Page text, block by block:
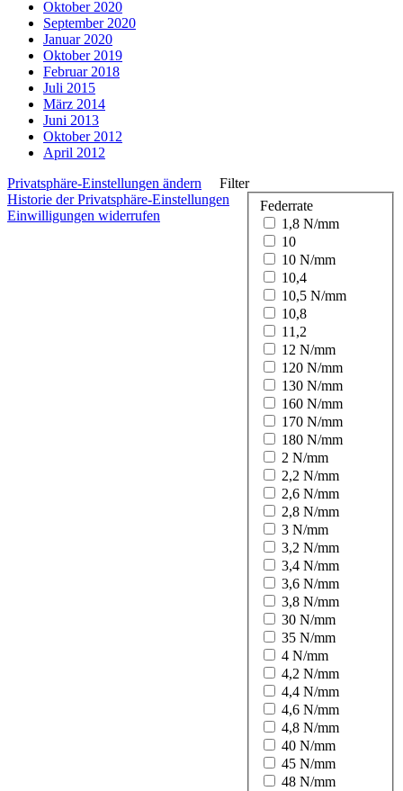
Oktober 2020
September 2020
Januar 2020
Oktober 2019
Februar 2018
Juli 2015
März 2014
Juni 2013
Oktober 2012
April 2012
Privatsphäre-Einstellungen ändern
Historie der Privatsphäre-Einstellungen
Einwilligungen widerrufen
Filter
Federrate
1,8 N/mm
10
10 N/mm
10,4
10,5 N/mm
10,8
11,2
12 N/mm
120 N/mm
130 N/mm
160 N/mm
170 N/mm
180 N/mm
2 N/mm
2,2 N/mm
2,6 N/mm
2,8 N/mm
3 N/mm
3,2 N/mm
3,4 N/mm
3,6 N/mm
3,8 N/mm
30 N/mm
35 N/mm
4 N/mm
4,2 N/mm
4,4 N/mm
4,6 N/mm
4,8 N/mm
40 N/mm
45 N/mm
48 N/mm